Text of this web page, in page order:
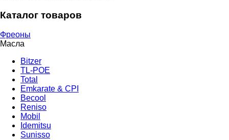
Каталог товаров
Фреоны
Масла
Bitzer
TL-POE
Total
Emkarate & CPI
Becool
Reniso
Mobil
Idemitsu
Sunisso